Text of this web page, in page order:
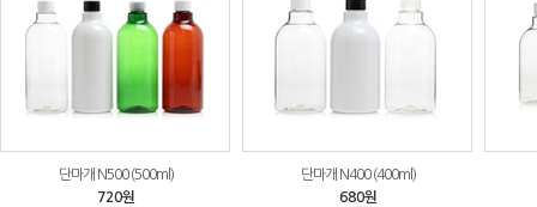
단마개 N500 (500ml)
720원
단마개 N400 (400ml)
680원